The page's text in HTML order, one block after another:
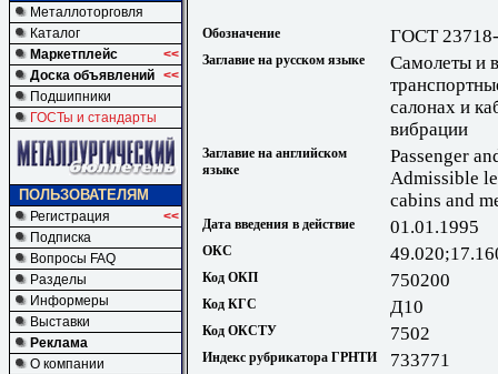
Металлоторговля
Каталог
Маркетплейс
<<
Доска объявлений <<
Подшипники
ГОСТы и стандарты
ПОЛЬЗОВАТЕЛЯМ
Регистрация
<<
Подписка
Вопросы FAQ
Разделы
Информеры
Выставки
Реклама
О компании
Обозначение ГОСТ
Заглавие на русском языке
Самолеты и
салонах и
вибрации
Заглавие на английском
языке
Passenger
Admissible
cabins and
Дата введения в действие 01.01.1995
ОКС
Код ОКП 750200
Код КГС Д10
Код ОКСТУ 7502
Индекс рубрикатора ГРНТИ 733771